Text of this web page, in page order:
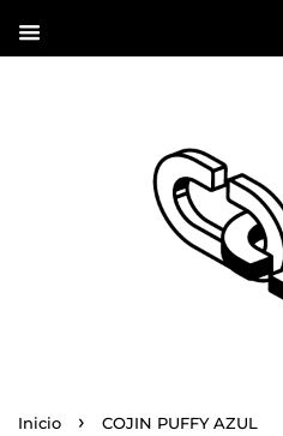
Inicio › COJIN PUFFY AZUL